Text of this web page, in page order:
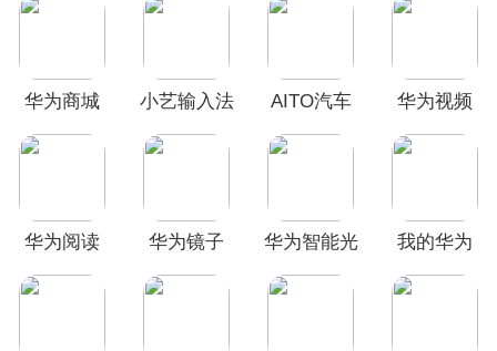
华为商城
小艺输入法
AITO汽车
华为视频
华为阅读
华为镜子
华为智能光
我的华为